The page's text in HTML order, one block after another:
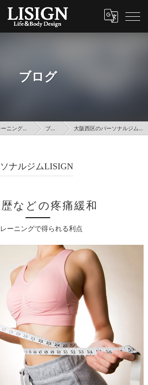
ブログ
大阪のパーソナルトレーニングはLISIGN ブログ 大阪西区のパーソナルジムLISIGN
ナルジムLISIGN
レーニングで得られる利点
歴などの疼痛緩和